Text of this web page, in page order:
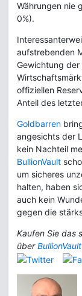
Währungen nie
0%).
aufstrebenden
Gewichtung der
offiziellen
Anteil des
Goldbarren
angesichts der
kein Nachteil
BullionVault
um sicheres
halten, haben
auch kein
gegen die
Kaufen Sie das
überBullionVault